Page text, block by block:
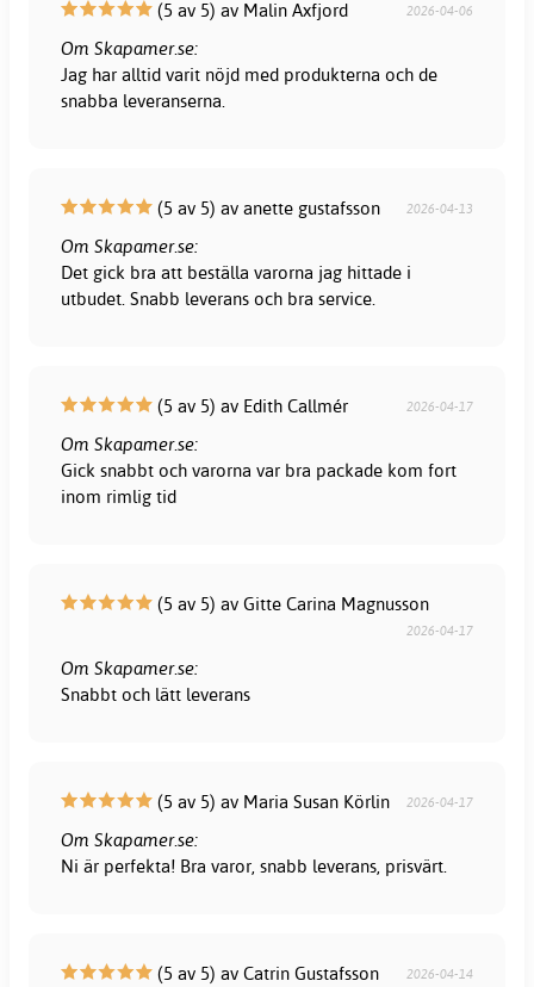
(5 av 5) av Malin Axfjord 2026-04-06
Om Skapamer.se:
Jag har alltid varit nöjd med produkterna och de
snabba leveranserna.
(5 av 5) av anette gustafsson 2026-04-13
Om Skapamer.se:
Det gick bra att beställa varorna jag hittade i
utbudet. Snabb leverans och bra service.
(5 av 5) av Edith Callmér 2026-04-17
Om Skapamer.se:
Gick snabbt och varorna var bra packade kom fort
inom rimlig tid
(5 av 5) av Gitte Carina Magnusson
2026-04-17
Om Skapamer.se:
Snabbt och lätt leverans
(5 av 5) av Maria Susan Körlin 2026-04-17
Om Skapamer.se:
Ni är perfekta! Bra varor, snabb leverans, prisvärt.
(5 av 5) av Catrin Gustafsson 2026-04-14